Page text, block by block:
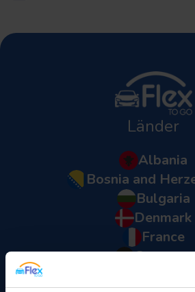
Länder
Albania
Bosnia and
Bulgaria
Denmark
France
Germany